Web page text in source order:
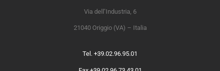
Via dell’Industria, 6
21040 Origgio (VA) – Italia
Tel. +39.02.96.95.01